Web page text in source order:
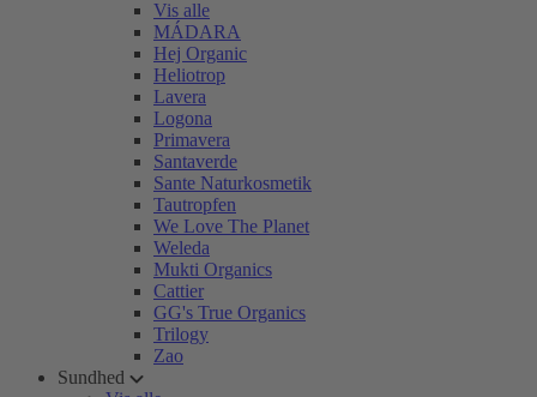
Vis alle
MÁDARA
Hej Organic
Heliotrop
Lavera
Logona
Primavera
Santaverde
Sante Naturkosmetik
Tautropfen
We Love The Planet
Weleda
Mukti Organics
Cattier
GG's True Organics
Trilogy
Zao
Sundhed